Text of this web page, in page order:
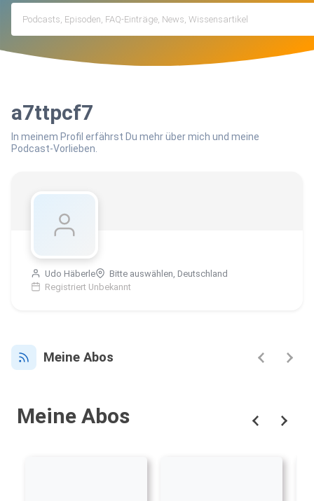
a7ttpcf7
In meinem Profil erfährst Du mehr über mich und meine
Podcast-Vorlieben.
Udo Häberle
Bitte auswählen, Deutschland
Registriert Unbekannt
Meine Abos
Meine Abos